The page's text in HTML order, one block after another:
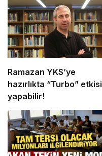
Ramazan YKS’ye
hazırlıkta “Turbo” etkisi
yapabilir!